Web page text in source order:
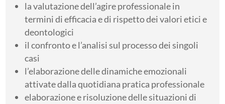
la valutazione dell’agire professionale in
termini di efficacia e di rispetto dei valori etici e
deontologici
il confronto e l’analisi sul processo dei singoli
casi
l’elaborazione delle dinamiche emozionali
attivate dalla quotidiana pratica professionale
elaborazione e risoluzione delle situazioni di